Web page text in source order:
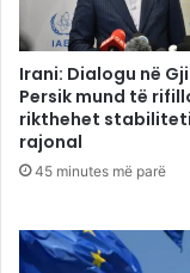
Irani: Dialogu në
Persik mund të
rikthehet stabiliteti
rajonal
45 minutes më parë